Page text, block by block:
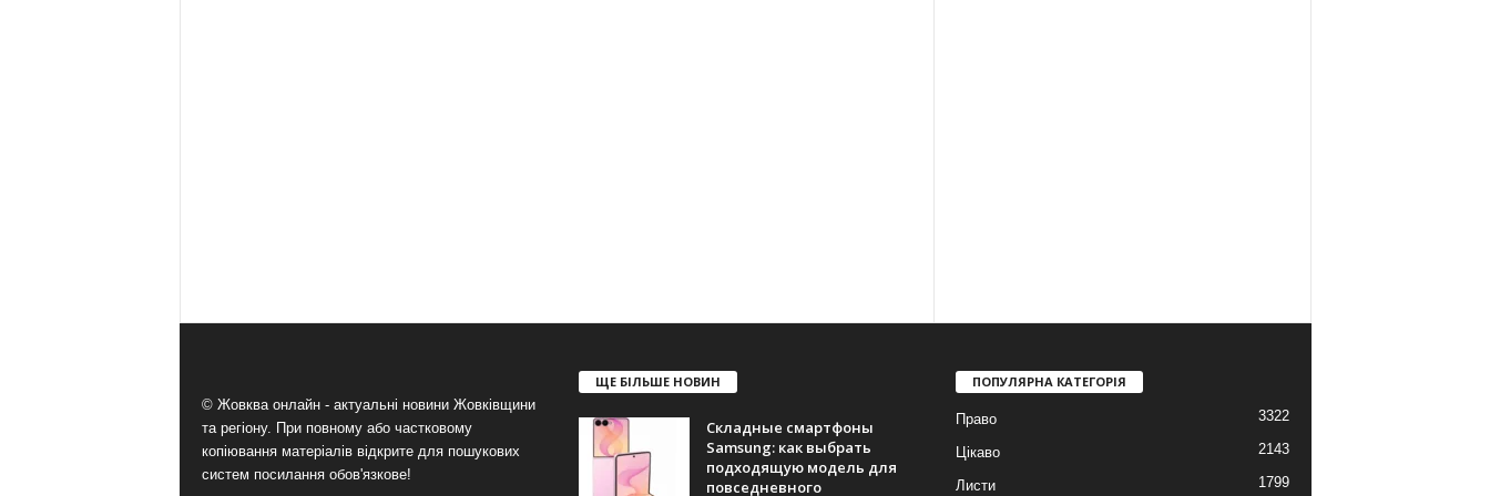
© Жовква онлайн - актуальні новини Жовківщини
та регіону. При повному або частковому
копіювання матеріалів відкрите для пошукових
систем посилання обов'язкове!
ЩЕ БІЛЬШЕ НОВИН
Складные смартфоны
Samsung: как выбрать
подходящую модель для
повседневного
ПОПУЛЯРНА КАТЕГОРІЯ
Право 3322
Цікаво 2143
Листи 1799